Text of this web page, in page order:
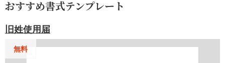
おすすめ書式テンプレート
旧姓使用届
無料